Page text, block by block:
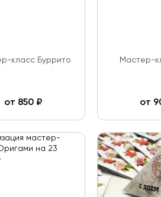
класс Буррито
от 850₽
Мастер-
от